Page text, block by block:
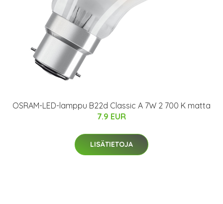
OSRAM-LED-lamppu B22d Classic A 7W 2 700 K matta
7.9 EUR
LISÄTIETOJA